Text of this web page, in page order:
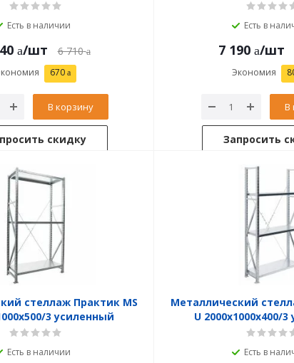
Есть в наличии
/шт 6 710
670
В корзину
скидку
Есть в
7 190 /шт
Экономия
В
Запросить
стеллаж Практик MS
3 усиленный
Есть в наличии
Металлический
U 2000x1000x400/
Есть в